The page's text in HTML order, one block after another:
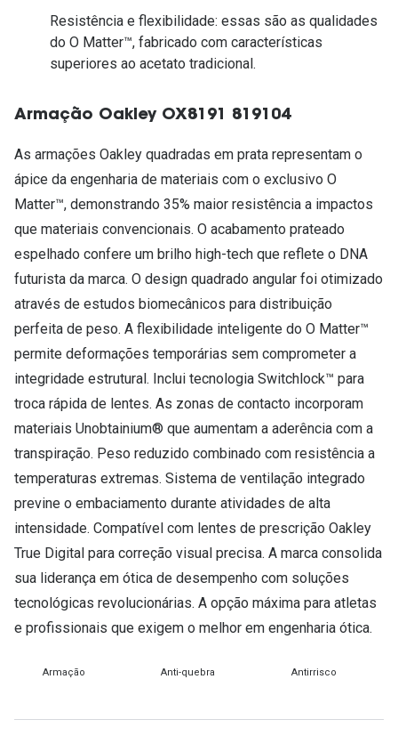
Resistência e flexibilidade: essas são as qualidades
do O Matter™, fabricado com características
superiores ao acetato tradicional.
Armação Oakley OX8191 819104
As armações Oakley quadradas em prata representam o
ápice da engenharia de materiais com o exclusivo O
Matter™, demonstrando 35% maior resistência a impactos
que materiais convencionais. O acabamento prateado
espelhado confere um brilho high-tech que reflete o DNA
futurista da marca. O design quadrado angular foi otimizado
através de estudos biomecânicos para distribuição
perfeita de peso. A flexibilidade inteligente do O Matter™
permite deformações temporárias sem comprometer a
integridade estrutural. Inclui tecnologia Switchlock™ para
troca rápida de lentes. As zonas de contacto incorporam
materiais Unobtainium® que aumentam a aderência com a
transpiração. Peso reduzido combinado com resistência a
temperaturas extremas. Sistema de ventilação integrado
previne o embaciamento durante atividades de alta
intensidade. Compatível com lentes de prescrição Oakley
True Digital para correção visual precisa. A marca consolida
sua liderança em ótica de desempenho com soluções
tecnológicas revolucionárias. A opção máxima para atletas
e profissionais que exigem o melhor em engenharia ótica.
Armação Anti-quebra Antirrisco